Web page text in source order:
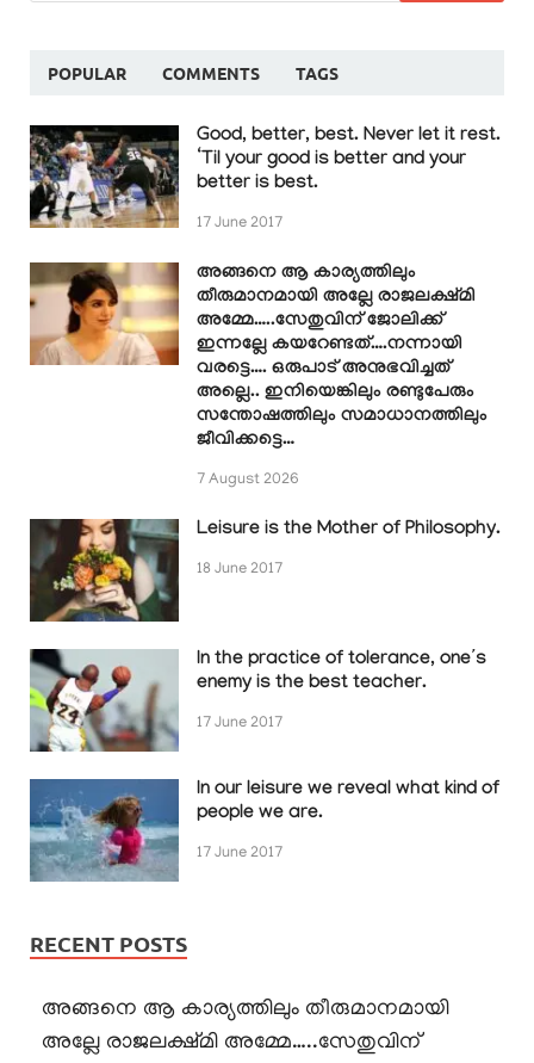
POPULAR COMMENTS TAGS
Good, better, best. Never let it rest.
‘Til your good is better and your
better is best.
17 June 2017
അങ്ങനെ ആ കാര്യത്തിലും
തീരുമാനമായി അല്ലേ രാജലക്ഷ്മി
അമ്മേ…..സേതുവിന് ജോലിക്ക്
ഇന്നല്ലേ കയറേണ്ടത്….നന്നായി
വരട്ടെ…. ഒരുപാട് അനുഭവിച്ചത്
അല്ലെ.. ഇനിയെങ്കിലും രണ്ടുപേരും
സന്തോഷത്തിലും സമാധാനത്തിലും
ജീവിക്കട്ടെ…
7 August 2026
Leisure is the Mother of Philosophy.
18 June 2017
In the practice of tolerance, one’s
enemy is the best teacher.
17 June 2017
In our leisure we reveal what kind of
people we are.
17 June 2017
RECENT POSTS
അങ്ങനെ ആ കാര്യത്തിലും തീരുമാനമായി
അല്ലേ രാജലക്ഷ്മി അമ്മേ…..സേതുവിന്